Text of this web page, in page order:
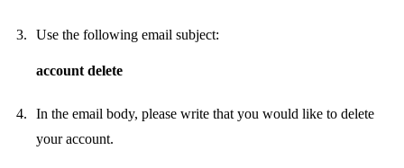
Use the following email subject:
account delete
In the email body, please write that you would like to delete
your account.